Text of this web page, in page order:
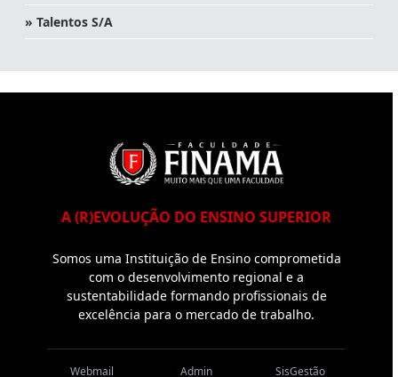
» Talentos S/A
A (R)EVOLUÇÃO DO ENSINO SUPERIOR
Somos uma Instituição de Ensino comprometida
com o desenvolvimento regional e a
sustentabilidade formando profissionais de
excelência para o mercado de trabalho.
Webmail Admin SisGestão